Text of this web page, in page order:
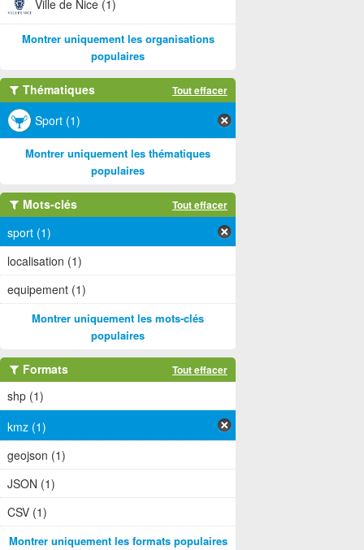
Ville de Nice (1)
Montrer uniquement les organisations
populaires
Thématiques Tout effacer
Sport (1)
Montrer uniquement les thématiques
populaires
Mots-clés Tout effacer
sport (1)
localisation (1)
equipement (1)
Montrer uniquement les mots-clés
populaires
Formats Tout effacer
shp (1)
kmz (1)
geojson (1)
JSON (1)
CSV (1)
Montrer uniquement les formats populaires